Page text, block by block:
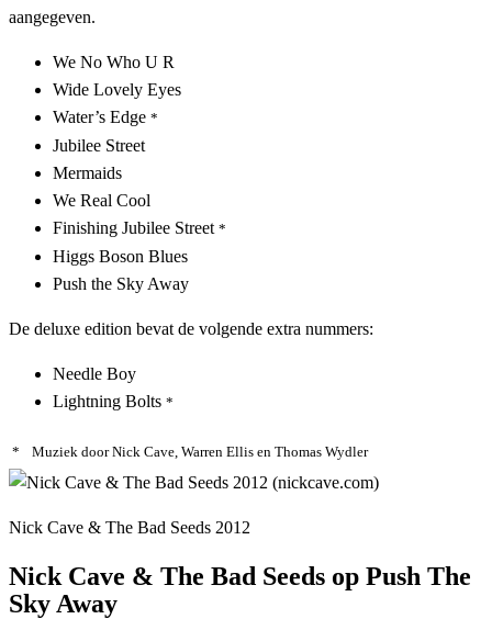
aangegeven.
We No Who U R
Wide Lovely Eyes
Water’s Edge *
Jubilee Street
Mermaids
We Real Cool
Finishing Jubilee Street *
Higgs Boson Blues
Push the Sky Away
De deluxe edition bevat de volgende extra nummers:
Needle Boy
Lightning Bolts *
* Muziek door Nick Cave, Warren Ellis en Thomas Wydler
Nick Cave & The Bad Seeds 2012
Nick Cave & The Bad Seeds op Push The
Sky Away